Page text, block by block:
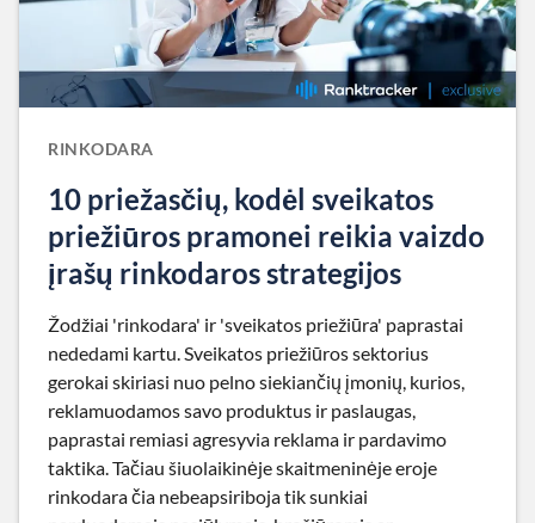
RINKODARA
10 priežasčių, kodėl sveikatos
priežiūros pramonei reikia vaizdo
įrašų rinkodaros strategijos
Žodžiai 'rinkodara' ir 'sveikatos priežiūra' paprastai
nededami kartu. Sveikatos priežiūros sektorius
gerokai skiriasi nuo pelno siekiančių įmonių, kurios,
reklamuodamos savo produktus ir paslaugas,
paprastai remiasi agresyvia reklama ir pardavimo
taktika. Tačiau šiuolaikinėje skaitmeninėje eroje
rinkodara čia nebeapsiriboja tik sunkiai